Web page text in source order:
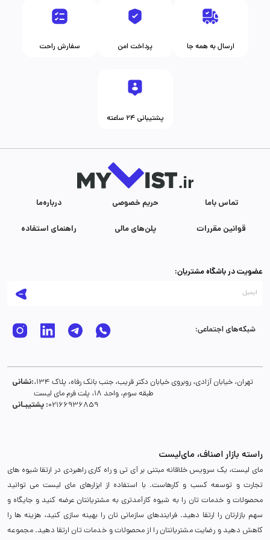
سفارش راحت پرداخت امن ارسال به همه جا
پشتیبانی ۲۴ ساعته
درباره‌ما حریم خصوصی تماس با‌ما
راهنمای استفاده پلن‌های مالی قوانین مقررات
عضویت در باشگاه مشتریان:
شبکه‌های اجتماعی:
نشانی:تهران، خیابان آزادی، روبروی خیابان دکتر قریب، جنب بانک رفاه، پلاک 134،
طبقه سوم، واحد 18، پلت فرم مای لیست
پشتیبـانی :02166936859
راسته بازار اصناف، مای‌لیست
مای لیست، یک سرویس خلاقانه مبتنی بر آی تی و راه کاری راهبردی در ارتقا شیوه های
تجارت و توسعه کسب و کارهاست. با استفاده از ابزارهای مای لیست می توانید
محصولات و خدمات تان را به شیوه کارآمدتری به مشتریانتان عرضه کنید و جایگاه و
سهم بازارتان را ارتقا دهید. فرایندهای سازمانی تان را بهینه سازی کنید، هزینه ها را
کاهش دهید و رضایت مشتریانتان را از محصولات و خدمات تان ارتقا دهید. مجموعه